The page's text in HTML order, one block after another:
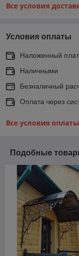
Все условия
Условия оплаты
Наложенный
Наличными
Безналичный
Оплата через
Все условия оплаты
Подобные